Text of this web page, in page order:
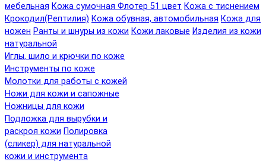
мебельная Кожа сумочная Флотер 51 цвет Кожа с тиснением
Крокодил(Рептилия) Кожа обувная, автомобильная Кожа для
ножен Ранты и шнуры из кожи Кожи лаковые Изделия из кожи
натуральной
Иглы, шило и крючки по коже
Инструменты по коже
Молотки для работы с кожей
Ножи для кожи и сапожные
Ножницы для кожи
Подложка для вырубки и
раскроя кожи Полировка
(сликер) для натуральной
кожи и инструмента